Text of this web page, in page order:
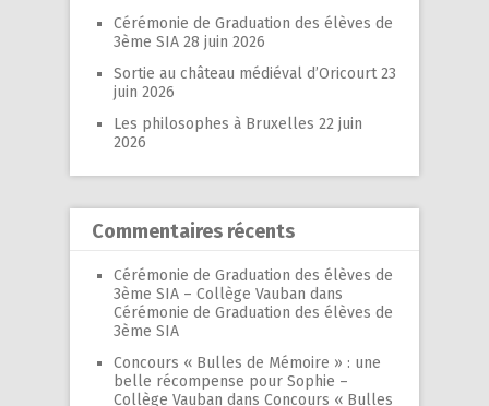
Cérémonie de Graduation des élèves de
3ème SIA 28 juin 2026
Sortie au château médiéval d’Oricourt 23
juin 2026
Les philosophes à Bruxelles 22 juin
2026
Commentaires récents
Cérémonie de Graduation des élèves de
3ème SIA – Collège Vauban dans
Cérémonie de Graduation des élèves de
3ème SIA
Concours « Bulles de Mémoire » : une
belle récompense pour Sophie –
Collège Vauban dans Concours « Bulles